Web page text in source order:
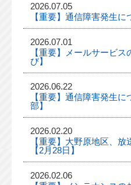
2026.07.05
【重要】通信障害発生に
2026.07.01
【重要】メールサービ
び】
2026.06.22
【重要】通信障害発生
部】
2026.02.20
【重要】大野原地区、
【2月28日】
2026.02.06